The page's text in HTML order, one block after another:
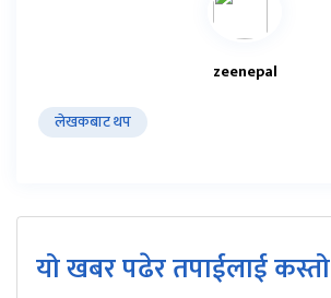
zeenepal
लेखकबाट थप
यो खबर पढेर तपाईलाई